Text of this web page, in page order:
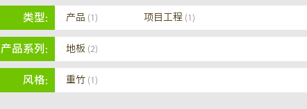
类型: 产品 (1) 项目工程 (1)
产品系列: 地板 (2)
风格: 重竹 (1)